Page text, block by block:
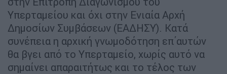
Υπερταμείου και όχι στην Ενιαία Αρχή
Δημοσίων Συμβάσεων (ΕΑΔΗΣΥ). Κατά
συνέπεια η αρχική γνωμοδότηση επ΄αυτών
θα βγει από το Υπερταμείο, χωρίς αυτό να
σημαίνει απαραιτήτως και το τέλος των